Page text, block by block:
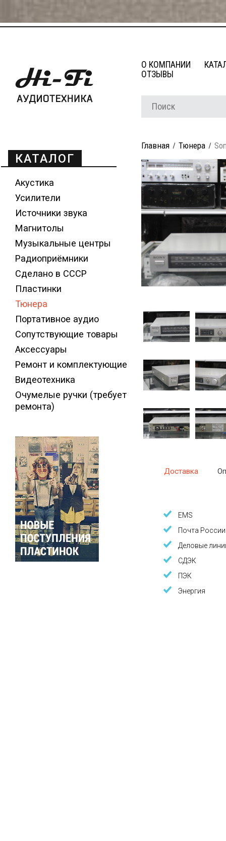
О КОМПАНИИ
ОТЗЫВЫ
КАТАЛОГ
Акустика
Усилители
Источники звука
Магнитолы
Музыкальные центры
Радиоприёмники
Сделано в СССР
Пластинки
Тюнера
Портативное аудио
Сопутствующие товары
Аксессуары
Ремонт и комплектующие
Видеотехника
Очумелые ручки (требует
ремонта)
Главная Тюнера
Доставка
EMS
Почта России
Деловые
СДЭК
ПЭК
Энергия